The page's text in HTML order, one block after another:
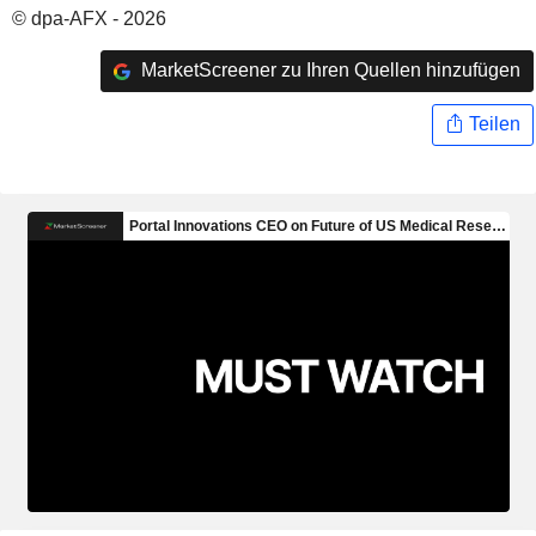
© dpa-AFX - 2026
MarketScreener zu Ihren Quellen hinzufügen
Teilen